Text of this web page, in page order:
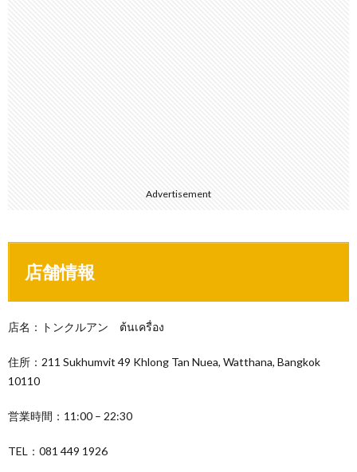
Advertisement
店舗情報
店名：トンクルアン ต้นเครื่อง
住所：211 Sukhumvit 49 Khlong Tan Nuea, Watthana, Bangkok
10110
営業時間：11:00 – 22:30
TEL：081 449 1926